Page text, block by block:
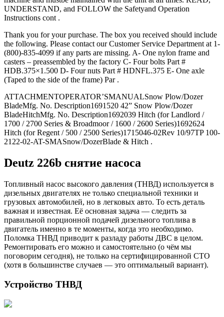
UNDERSTAND, and FOLLOW the Safetyand Operation
Instructions cont .
Thank you for your purchase. The box you received should include
the following. Please contact our Customer Service Department at 1-
(800)-835-4099 if any parts are missing. A- One nylon frame and
casters – preassembled by the factory C- Four bolts Part #
HDB.375×1.500 D- Four nuts Part # HDNFL.375 E- One axle
(Taped to the side of the frame) Par .
ATTACHMENTOPERATOR’SMANUALSnow Plow/Dozer
BladeMfg. No. Description1691520 42” Snow Plow/Dozer
BladeHitchMfg. No. Description1692039 Hitch (for Landlord /
1700 / 2700 Series & Broadmoor / 1600 / 2600 Series)1692624
Hitch (for Regent / 500 / 2500 Series)1715046-02Rev 10/97TP 100-
2122-02-AT-SMASnow/DozerBlade & Hitch .
Deutz 226b снятие насоса
Топливный насос высокого давления (ТНВД) используется в
дизельных двигателях не только специальной техники и
грузовых автомобилей, но в легковых авто. То есть деталь
важная и известная. Её основная задача — следить за
правильной порционной подачей дизельного топлива в
двигатель именно в те моменты, когда это необходимо.
Поломка ТНВД приводит к разладу работы ДВС в целом.
Ремонтировать его можно и самостоятельно (о чём мы
поговорим сегодня), не только на сертифицированной СТО
(хотя в большинстве случаев — это оптимальный вариант).
Устройство ТНВД